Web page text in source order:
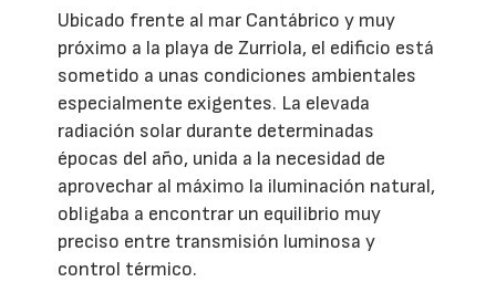
Ubicado frente al mar Cantábrico y muy
próximo a la playa de Zurriola, el edificio está
sometido a unas condiciones ambientales
especialmente exigentes. La elevada
radiación solar durante determinadas
épocas del año, unida a la necesidad de
aprovechar al máximo la iluminación natural,
obligaba a encontrar un equilibrio muy
preciso entre transmisión luminosa y
control térmico.